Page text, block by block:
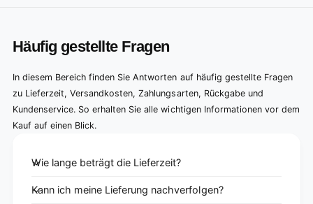
Häufig gestellte Fragen
In diesem Bereich finden Sie Antworten auf häufig gestellte Fragen
zu Lieferzeit, Versandkosten, Zahlungsarten, Rückgabe und
Kundenservice. So erhalten Sie alle wichtigen Informationen vor dem
Kauf auf einen Blick.
Wie lange beträgt die Lieferzeit?
Kann ich meine Lieferung nachverfolgen?